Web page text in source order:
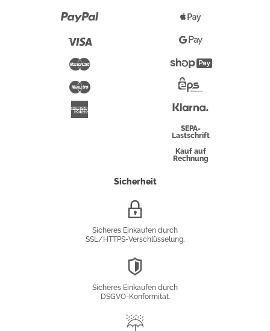
Maestro
Pay
Google
Pay
Überweisung
SEPA-
Lastschrift
Kauf auf
Rechnung
Sicherheit
Sicheres Einkaufen durch
SSL/HTTPS-Verschlüsselung.
Sicheres Einkaufen durch
DSGVO-Konformität.